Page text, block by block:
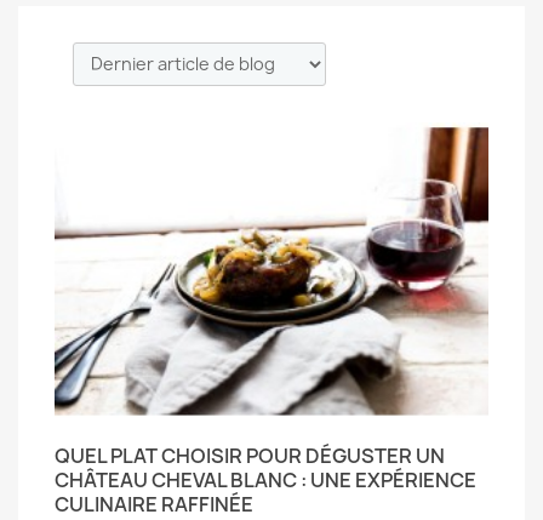
QUEL PLAT CHOISIR POUR DÉGUSTER UN
CHÂTEAU CHEVAL BLANC : UNE EXPÉRIENCE
CULINAIRE RAFFINÉE